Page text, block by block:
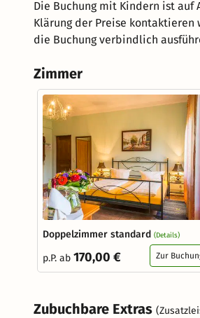
Die Buchung mit Kindern ist
Klärung der Preise kontaktieren
die Buchung verbindlich
Zimmer
Doppelzimmer standard (Details)
p.P. ab 170,00 € Zur
Zubuchbare Extras